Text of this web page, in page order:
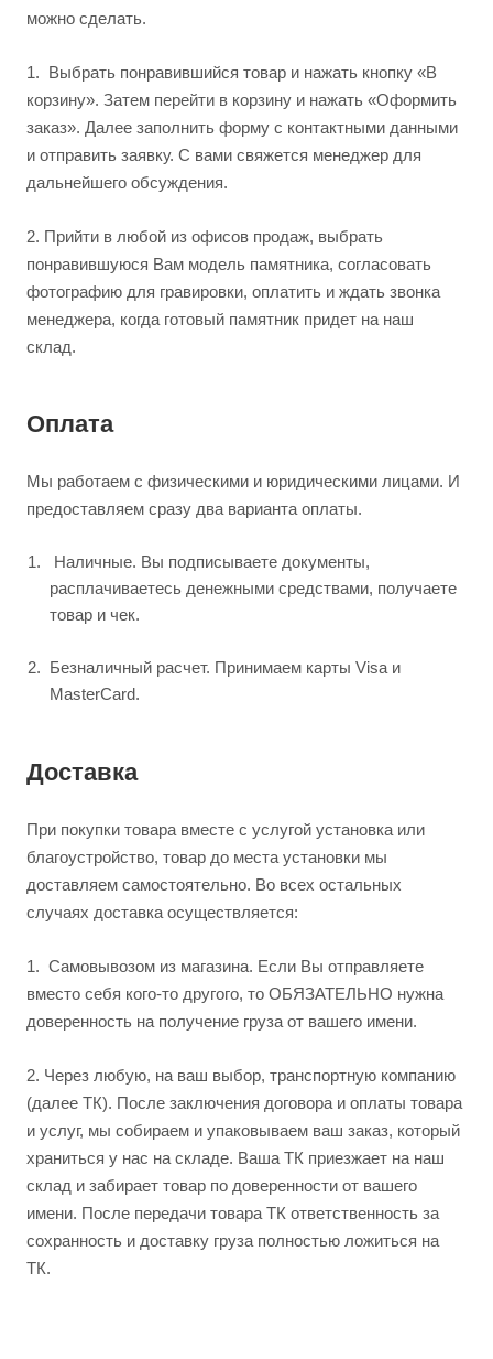
можно сделать.
1. Выбрать понравившийся товар и нажать кнопку «В
корзину». Затем перейти в корзину и нажать «Оформить
заказ». Далее заполнить форму с контактными данными
и отправить заявку. С вами свяжется менеджер для
дальнейшего обсуждения.
2. Прийти в любой из офисов продаж, выбрать
понравившуюся Вам модель памятника, согласовать
фотографию для гравировки, оплатить и ждать звонка
менеджера, когда готовый памятник придет на наш
склад.
Оплата
Мы работаем с физическими и юридическими лицами. И
предоставляем сразу два варианта оплаты.
Наличные. Вы подписываете документы,
расплачиваетесь денежными средствами, получаете
товар и чек.
Безналичный расчет. Принимаем карты Visa и
MasterCard.
Доставка
При покупки товара вместе с услугой установка или
благоустройство, товар до места установки мы
доставляем самостоятельно. Во всех остальных
случаях доставка осуществляется:
1. Самовывозом из магазина. Если Вы отправляете
вместо себя кого-то другого, то ОБЯЗАТЕЛЬНО нужна
доверенность на получение груза от вашего имени.
2. Через любую, на ваш выбор, транспортную компанию
(далее ТК). После заключения договора и оплаты товара
и услуг, мы собираем и упаковываем ваш заказ, который
храниться у нас на складе. Ваша ТК приезжает на наш
склад и забирает товар по доверенности от вашего
имени. После передачи товара ТК ответственность за
сохранность и доставку груза полностью ложиться на
ТК.